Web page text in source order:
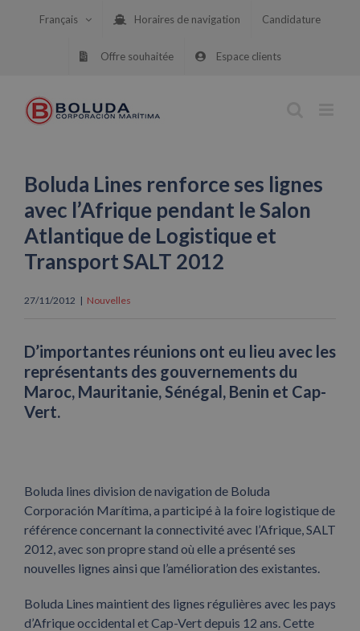
Français Horaires de navigation Candidature
Offre souhaitée Espace clients
Boluda Lines renforce ses lignes
avec l’Afrique pendant le Salon
Atlantique de Logistique et
Transport SALT 2012
27/11/2012 | Nouvelles
D’importantes réunions ont eu lieu avec les
représentants des gouvernements du
Maroc, Mauritanie, Sénégal, Benin et Cap-
Vert.
Boluda lines division de navigation de Boluda
Corporación Marítima, a participé à la foire logistique de
référence concernant la connectivité avec l’Afrique, SALT
2012, avec son propre stand où elle a présenté ses
nouvelles lignes ainsi que l’amélioration des existantes.
Boluda Lines maintient des lignes régulières avec les pays
d’Afrique occidental et Cap-Vert depuis 12 ans. Cette